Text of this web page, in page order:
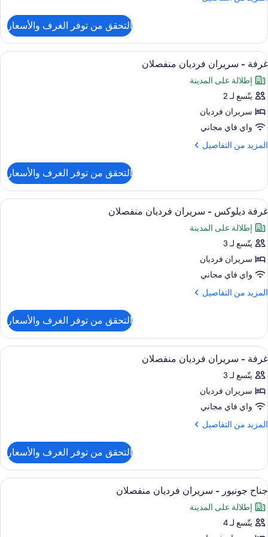
(Haram)
جناح
رئاسي
-
سرير
ملكي
التحقق من توفر الغرف والأسعار
استعراض
جميع
صور
غرفة
-
سريران
فرديان
منفصلان
أغطية فراش متميزة وميني بار وخزنة
7
غرفة - سريران فرديان منفصلان
إطلالة على المدينة
يتّسع لـ 2
سريران فرديان
واي فاي مجاني
المزيد من التفاصيل
المزيد
غرفة
سريران
فرديان
منفصلان
التحقق من توفر الغرف والأسعار
استعراض
جميع
صور
غرفة
ديلوكس
-
سريران
فرديان
أغطية فراش متميزة وميني بار وخزنة
7
غرفة ديلوكس - سريران فرديان منفصلان
إطلالة على المدينة
يتّسع لـ 3
سريران فرديان
واي فاي مجاني
المزيد من التفاصيل
المزيد
غرفة
ديلوكس
-
سريران
فرديان
منفصلان
التحقق من توفر الغرف والأسعار
استعراض
جميع
صور
غرفة
-
سريران
أغطية فراش متميزة وميني بار وخزنة
9
غرفة - سريران فرديان منفصلان
يتّسع لـ 3
سريران فرديان
واي فاي مجاني
المزيد من التفاصيل
المزيد
غرفة
سريران
فرديان
منفصلان
التحقق من توفر الغرف والأسعار
استعراض
جميع
صور
جناح
أغطية فراش متميزة وميني بار وخزنة
8
جناح جونيور - سريران فرديان منفصلان
إطلالة على المدينة
يتّسع لـ 4